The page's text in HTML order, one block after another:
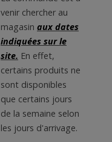
venir chercher au
magasin aux dates
indiquées sur le
site. En effet,
certains produits ne
sont disponibles
que certains jours
de la semaine selon
les jours d'arrivage.